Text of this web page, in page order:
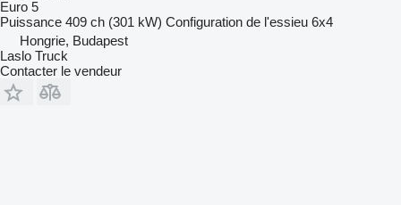
Euro 5
Puissance 409 ch (301 kW) Configuration de l'essieu 6x4
Hongrie, Budapest
Laslo Truck
Contacter le vendeur